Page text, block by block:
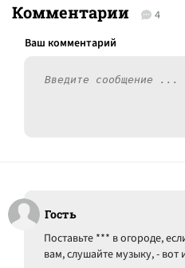
Комментарии 4
Гость
Поставьте *** в огороде,
вам, слушайте музыку, - вот